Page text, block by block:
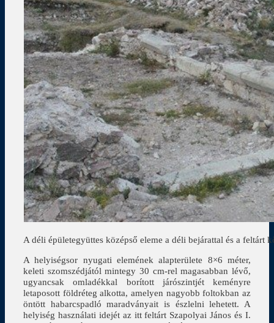
A déli épületegyüttes középső eleme a déli bejárattal és a feltárt
A helyiségsor nyugati elemének alapterülete 8×6 méter,
keleti szomszédjától mintegy 30 cm-rel magasabban lévő,
ugyancsak omladékkal borított járószintjét keményre
letaposott földréteg alkotta, amelyen nagyobb foltokban az
öntött habarcspadló maradványait is észlelni lehetett. A
helyiség használati idejét az itt feltárt Szapolyai János és I.